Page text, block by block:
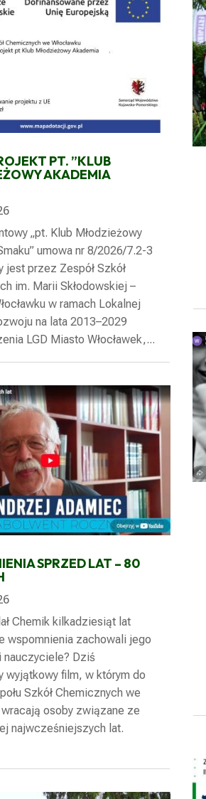
PT. ”KLUB
AKADEMIA
„pt. Klub Młodzieżowy
umowa nr 8/2026/7.2-3
jest przez Zespół Szkół
im. Marii Skłodowskiej –
w ramach Lokalnej
na lata 2013–2029
LGD Miasto Włocławek,...
SPRZED LAT – 80
Chemik kilkadziesiąt lat
wspomnienia zachowali jego
nauczyciele? Dziś
wyjątkowy film, w którym do
Szkół Chemicznych we
wracają osoby związane ze
najwcześniejszych lat.